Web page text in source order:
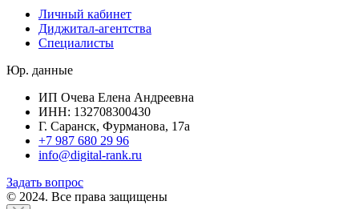
Личный кабинет
Диджитал-агентства
Специалисты
Юр. данные
ИП Очева Елена Андреевна
ИНН: 132708300430
Г. Саранск, Фурманова, 17а
+7 987 680 29 96
info@digital-rank.ru
Задать вопрос
© 2024. Все права защищены